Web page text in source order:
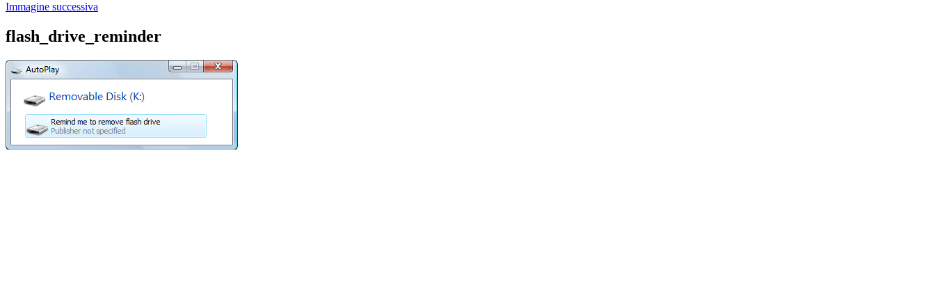
Immagine successiva
flash_drive_reminder